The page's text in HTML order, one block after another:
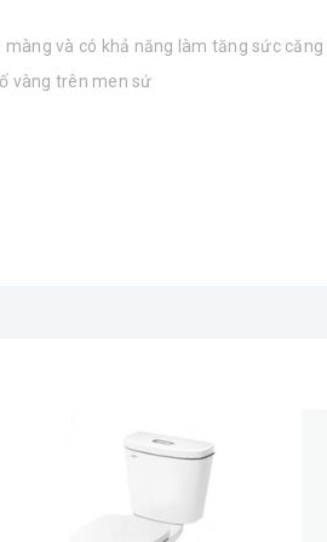
và có khả năng làm tăng sức căng
vàng trên men sứ